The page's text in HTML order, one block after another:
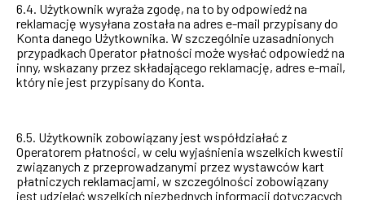
6.4. Użytkownik wyraża zgodę, na to by odpowiedź na
reklamację wysyłana została na adres e-mail przypisany do
Konta danego Użytkownika. W szczególnie uzasadnionych
przypadkach Operator płatności może wysłać odpowiedź na
inny, wskazany przez składającego reklamację, adres e-mail,
który nie jest przypisany do Konta.
6.5. Użytkownik zobowiązany jest współdziałać z
Operatorem płatności, w celu wyjaśnienia wszelkich kwestii
związanych z przeprowadzanymi przez wystawców kart
płatniczych reklamacjami, w szczególności zobowiązany
jest udzielać wszelkich niezbędnych informacji dotyczących